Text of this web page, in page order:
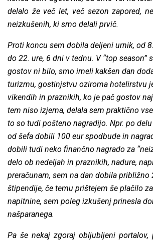
delalo že več let, več sezon zapored,
neizkušenih, ki smo delali prvič.
Proti koncu sem dobila deljeni urnik, od
do 22. ure, 6 dni v tednu. V “top season”
gostov ni bilo, smo imeli kakšen dan
turizmu, gostinjstvu oziroma hotelirstvu
vikendih in praznikih, ko je pač gostov
tem niso izjema, delala sem praktično
to so tudi pošteno nagradijo. Npr. po
od šefa dobili 100 eur spodbude in
dobili tudi neko finančno nagrado za
delo ob nedeljah in praznikih, nadure,
preračunam, sem na dan dobila približno
štipendije, če temu prištejem še plačilo
napitnine, sem poleg izkušenj prinesla
našparanega.
Pa še nekaj zgoraj obljubljeni portalov,